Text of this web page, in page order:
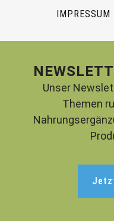
IMPRESSUM
Unser
Themen